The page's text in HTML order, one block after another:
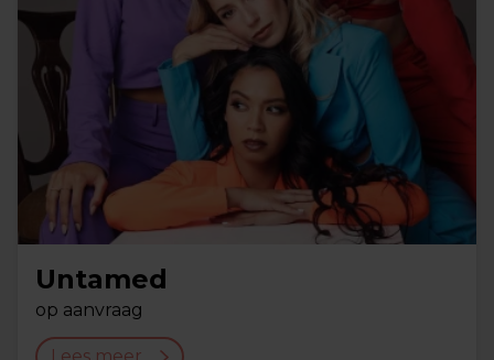
Untamed
op aanvraag